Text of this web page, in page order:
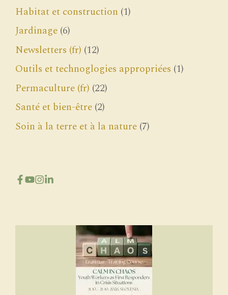
Habitat et construction (1)
Jardinage (6)
Newsletters (fr) (12)
Outils et technoglogies appropriées (1)
Permaculture (fr) (22)
Santé et bien-être (2)
Soin à la terre et à la nature (7)